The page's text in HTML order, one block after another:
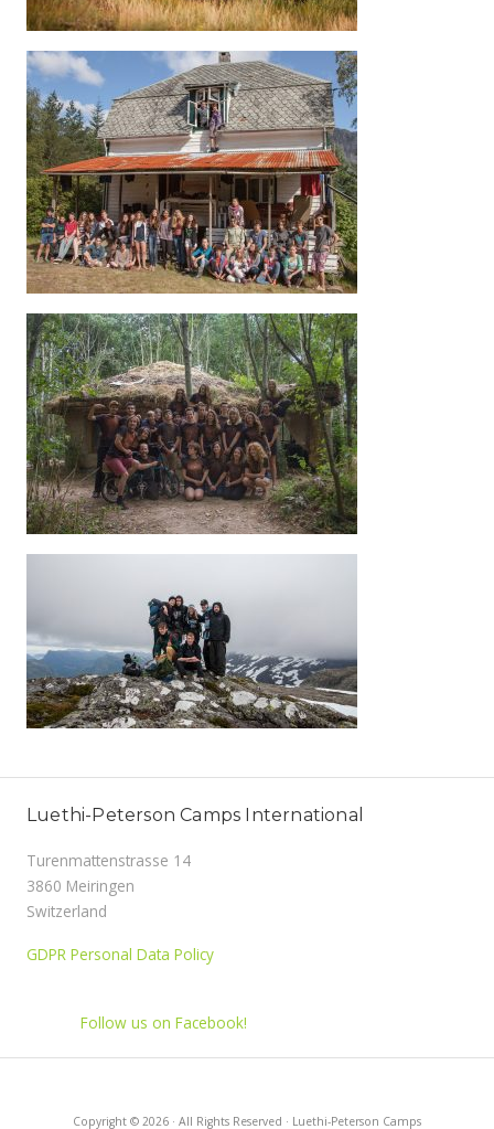
Luethi-Peterson Camps International
Turenmattenstrasse 14
3860 Meiringen
Switzerland
GDPR Personal Data Policy
Follow us on Facebook!
Copyright © 2026 · All Rights Reserved · Luethi-Peterson Camps